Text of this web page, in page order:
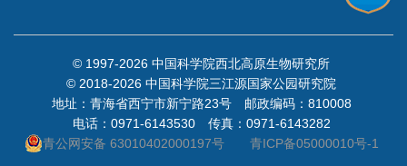
© 1997-2026 中国科学院西北高原生物研究所
© 2018-2026 中国科学院三江源国家公园研究院
地址：青海省西宁市新宁路23号 邮政编码：810008
电话：0971-6143530 传真：0971-6143282
青公网安备 63010402000197号
青ICP备05000010号-1